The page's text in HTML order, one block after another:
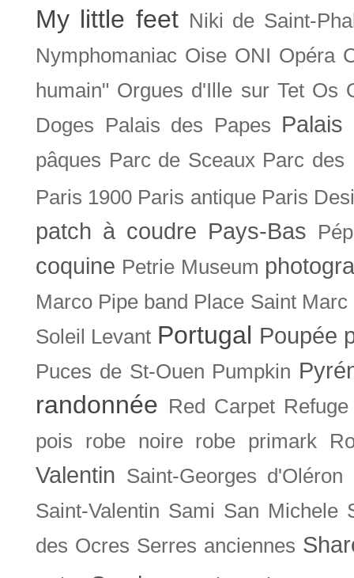
My little feet Niki de Saint-
Nymphomaniac Oise ONI Opéra
humain" Orgues d'Ille sur Tet Os
Doges
Palais des Papes Palais
pâques Parc de Sceaux Parc des
Paris 1900 Paris antique Paris
patch à coudre Pays-Bas
coquine Petrie Museum
Marco Pipe band Place Saint Marc
Soleil Levant Portugal Poupée
Puces de St-Ouen Pumpkin
randonnée Red Carpet Refuge
pois
robe noire robe primark
Valentin Saint-Georges d'Oléron
Saint-Valentin Sami San Michele
des Ocres Serres anciennes